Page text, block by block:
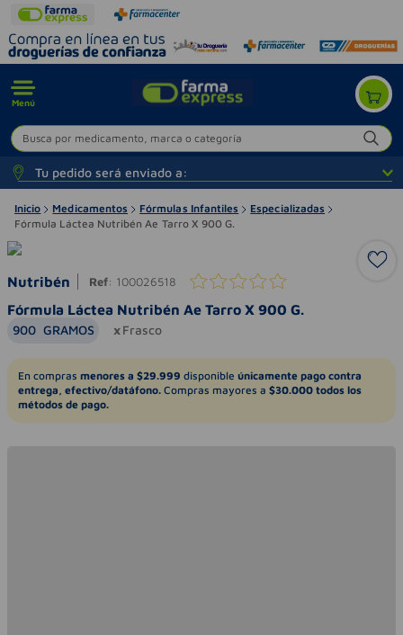
Menú
Busca por medicamento, marca o categoría
Tu pedido será enviado a:
Inicio Medicamentos Fórmulas Infantiles
Especializadas
Fórmula Láctea Nutribén Ae Tarro X 900 G.
Nutribén Ref: 100026518
Fórmula Láctea Nutribén Ae Tarro X 900 G.
900 GRAMOS Frasco
En compras menores a $29.999 disponible únicamente pago contra
entrega, efectivo/datáfono. Compras mayores a $30.000 todos los
métodos de pago.